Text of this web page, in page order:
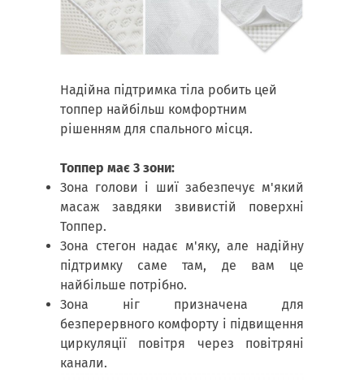
Надійна підтримка тіла робить цей
топпер найбільш комфортним
рішенням для спального місця.
Топпер має 3 зони:
Зона голови і шиї забезпечує м'який
масаж завдяки звивистій поверхні
Топпер.
Зона стегон надає м'яку, але надійну
підтримку саме там, де вам це
найбільше потрібно.
Зона ніг призначена для
безперервного комфорту і підвищення
циркуляції повітря через повітряні
канали.